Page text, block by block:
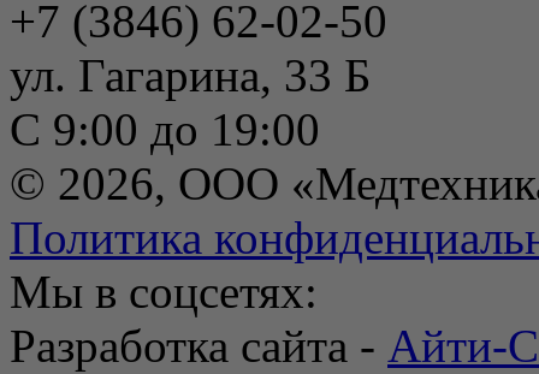
+7 (3846) 62-02-50
ул. Гагарина, 33 Б
С 9:00 до 19:00
© 2026, ООО
Политика
Мы в соцсетях:
Разработка сайта - Айти-